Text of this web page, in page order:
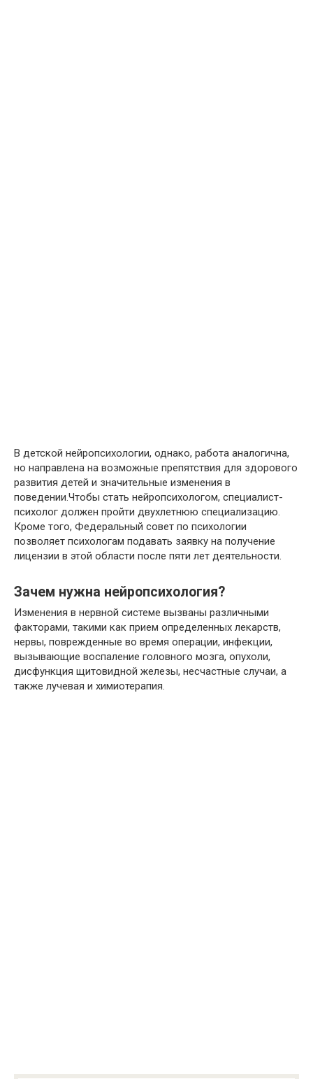
В детской нейропсихологии, однако, работа аналогична,
но направлена ​​на возможные препятствия для здорового
развития детей и значительные изменения в
поведении.Чтобы стать нейропсихологом, специалист-
психолог должен пройти двухлетнюю специализацию.
Кроме того, Федеральный совет по психологии
позволяет психологам подавать заявку на получение
лицензии в этой области после пяти лет деятельности.
Зачем нужна нейропсихология?
Изменения в нервной системе вызваны различными
факторами, такими как прием определенных лекарств,
нервы, поврежденные во время операции, инфекции,
вызывающие воспаление головного мозга, опухоли,
дисфункция щитовидной железы, несчастные случаи, а
также лучевая и химиотерапия.